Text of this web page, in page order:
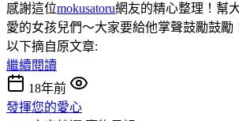
感謝這位mokusatoru網友的精心整理！幫
愛的女孩兒們～大家要給他掌聲鼓勵鼓勵
以下摘自原文章:
繼續閱讀
18年前
發揮您的愛心